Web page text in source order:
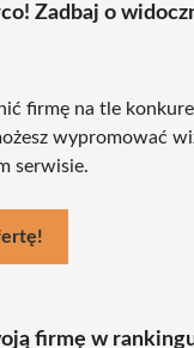
Zadbaj o
firmę na tle
wypromować
serwisie.
firmę w